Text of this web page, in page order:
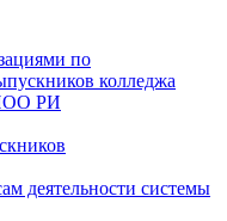
по
колледжа
РИ
деятельности системы